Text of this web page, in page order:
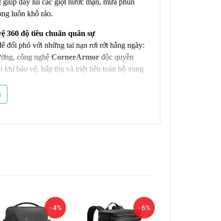
luôn khô ráo.
360 độ tiêu chuẩn quân sự
đối phó với những tai nạn rơi rớt hằng ngày:
công nghệ CornerArmor độc quyền
bảo vệ, hấp thụ và triệt tiêu toàn bộ xung
quanh có độ đàn hồi cao kết hợp cùng lớp
và bảo vệ chiếc laptop khỏi các vết trầy xước
khoang lưu trữ khoa học dành cho củ
tích hợp sẵn một dây treo chuyên dụng cho
- 4% - 6%